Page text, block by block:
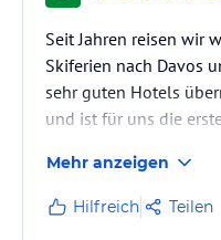
Sonstige Einrichtungen
Grischa - DAS Hotel Davos
ersten Begrüssung bis zum
ehrliche Freundlichkeit aller
Hoteliers-/Veranstalter-/
lies vor der Buchung die
Seit Jahren reisen wir
Skiferien nach Davos
sehr guten Hotels
und ist für uns die
Mehr anzeigen
Hilfreich Teilen